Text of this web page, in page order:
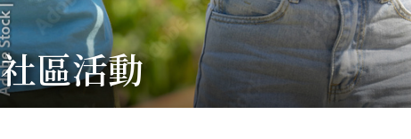
社區活動